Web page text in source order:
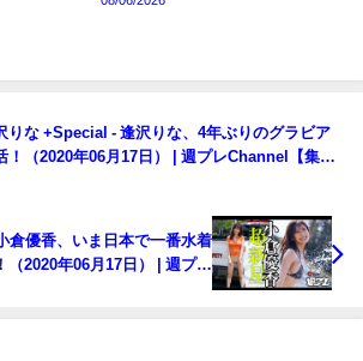
りな +Special - 逢沢りな、4年ぶりのグラビア
！（2020年06月17日） | 週プレChannel【集英
倉優香、いま日本で一番水着
（2020年06月17日） | 週プレ